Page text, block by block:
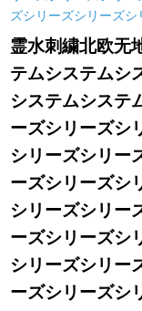
霊水刺繍北欧无
テムシステムシ
システムシステ
ーズシリーズシ
シリーズシリー
ーズシリーズシ
シリーズシリー
ーズシリーズシ
シリーズシリー
ーズシリーズシ